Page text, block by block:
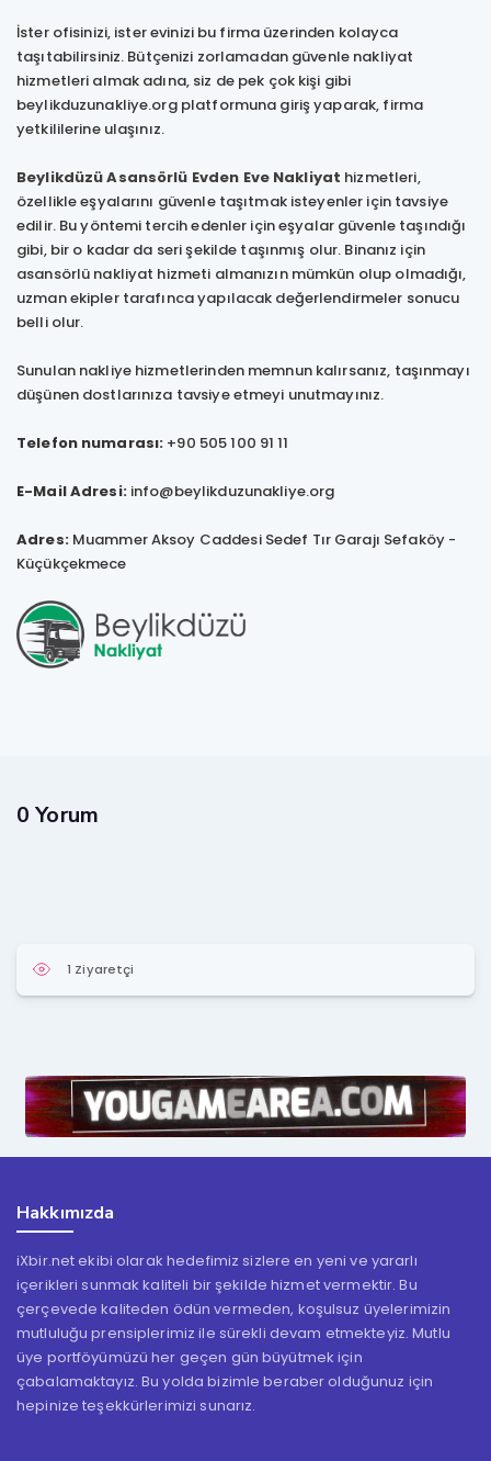
İster ofisinizi, ister evinizi bu firma üzerinden kolayca
taşıtabilirsiniz. Bütçenizi zorlamadan güvenle nakliyat
hizmetleri almak adına, siz de pek çok kişi gibi
beylikduzunakliye.org platformuna giriş yaparak, firma
yetkililerine ulaşınız.
Beylikdüzü Asansörlü Evden Eve Nakliyat hizmetleri,
özellikle eşyalarını güvenle taşıtmak isteyenler için tavsiye
edilir. Bu yöntemi tercih edenler için eşyalar güvenle taşındığı
gibi, bir o kadar da seri şekilde taşınmış olur. Binanız için
asansörlü nakliyat hizmeti almanızın mümkün olup olmadığı,
uzman ekipler tarafınca yapılacak değerlendirmeler sonucu
belli olur.
Sunulan nakliye hizmetlerinden memnun kalırsanız, taşınmayı
düşünen dostlarınıza tavsiye etmeyi unutmayınız.
Telefon numarası: +90 505 100 91 11
E-Mail Adresi: info@beylikduzunakliye.org
Adres:Muammer Aksoy Caddesi Sedef Tır Garajı Sefaköy -
Küçükçekmece
0 Yorum
1 Ziyaretçi
Hakkımızda
iXbir.net ekibi olarak hedefimiz sizlere en yeni ve yararlı
içerikleri sunmak kaliteli bir şekilde hizmet vermektir. Bu
çerçevede kaliteden ödün vermeden, koşulsuz üyelerimizin
mutluluğu prensiplerimiz ile sürekli devam etmekteyiz. Mutlu
üye portföyümüzü her geçen gün büyütmek için
çabalamaktayız. Bu yolda bizimle beraber olduğunuz için
hepinize teşekkürlerimizi sunarız.